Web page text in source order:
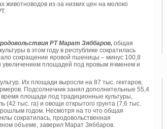
животноводов из-за низких цен на молоко
РТ Марат Зяббаров, общая
в этом году в республике сократилась
сокращение яровой пшеницы – минус 100,8
увеличением площадей под яровым ячменем и
Их площади выросли на 87 тыс. гектаров,
Подсолнечник занял дополнительные 55,4
время площади под традиционные культуры,
(42 тыс. га) и овощи открытого грунта (7,6 тыс.
годом. Несмотря на то что общая
сократилась, продовольственная
объеме, заверил Марат Зяббаров.